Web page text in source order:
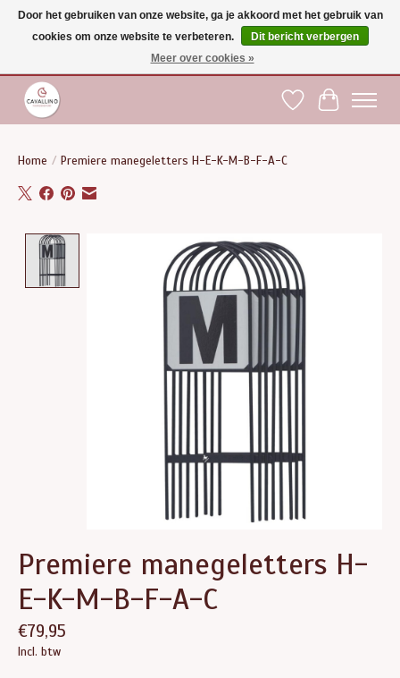
Gratis verzending vanaf €75 binnen BE - vanaf €100 naar EU | Voor 17:00 besteld is
dezelfde dag verzonden | Klantendienst: +32 (0)51 21 27 00 |
Verlanglijst
Home / Premiere manegeletters H-E-K-M-B-F-A-C
Product image slideshow Items
Premiere manegeletters H-
E-K-M-B-F-A-C
€79,95
Incl. btw
Door het gebruiken van onze website, ga je akkoord met het gebruik van
cookies om onze website te verbeteren.
Dit bericht verbergen
Meer over cookies »